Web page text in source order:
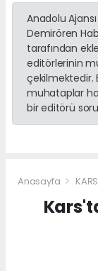
Anadolu
Demirören
tarafından
editörlerinin
çekilmektedir.
muhataplar
bir editörü
Anasayfa KARS